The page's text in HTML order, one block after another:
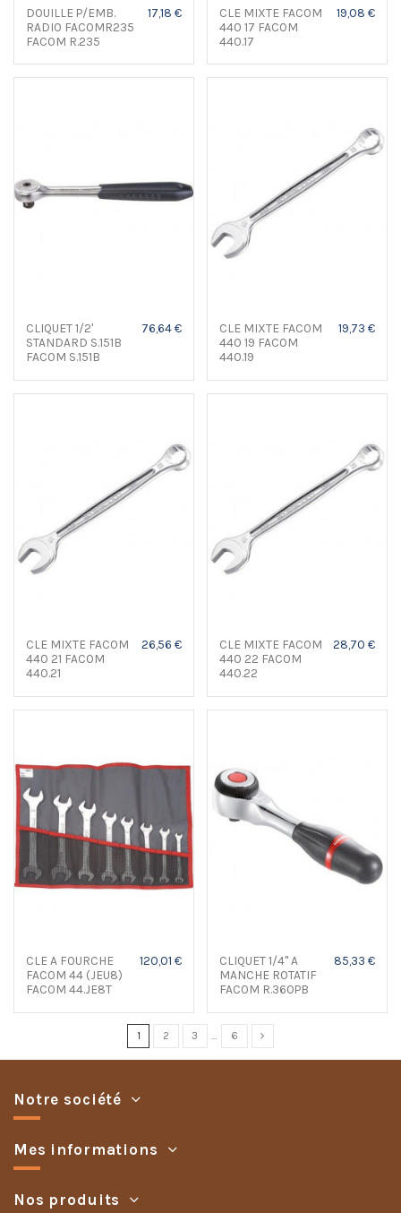
DOUILLE P/EMB.
RADIO FACOMR235
FACOM R.235
17,18 €
CLE MIXTE FACOM
440 17 FACOM
440.17
19,08 €
CLIQUET 1/2'
STANDARD S.151B
FACOM S.151B
76,64 €
CLE MIXTE FACOM
440 19 FACOM
440.19
19,73 €
CLE MIXTE FACOM
440 21 FACOM
440.21
26,56 €
CLE MIXTE FACOM
440 22 FACOM
440.22
28,70 €
CLE A FOURCHE
FACOM 44 (JEU8)
FACOM 44.JE8T
120,01 €
CLIQUET 1/4'' A
MANCHE ROTATIF
FACOM R.360PB
85,33 €
1 2 3 … 6
Notre société
Mes informations
Nos produits